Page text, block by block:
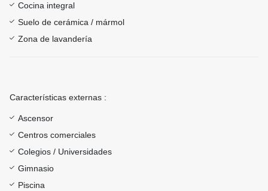
Cocina integral
Suelo de cerámica / mármol
Zona de lavandería
Características externas :
Ascensor
Centros comerciales
Colegios / Universidades
Gimnasio
Piscina